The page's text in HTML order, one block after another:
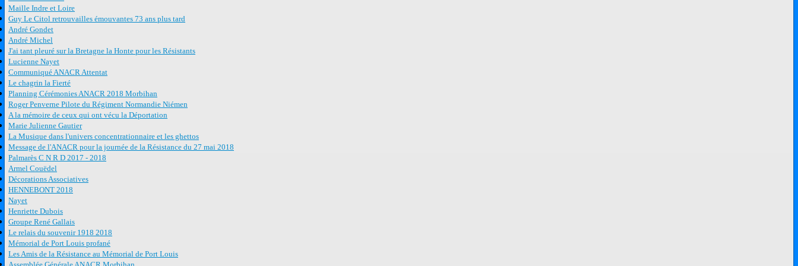
Maille Indre et Loire
Guy Le Citol retrouvailles émouvantes 73 ans plus tard
André Gondet
André Michel
J'ai tant pleuré sur la Bretagne la Honte pour les Résistants
Lucienne Nayet
Communiqué ANACR Attentat
Le chagrin la Fierté
Planning Cérémonies ANACR 2018 Morbihan
Roger Penverne Pilote du Régiment Normandie Niémen
A la mémoire de ceux qui ont vécu la Déportation
Marie Julienne Gautier
La Musique dans l'univers concentrationnaire et les ghettos
Message de l'ANACR pour la journée de la Résistance du 27 mai 2018
Palmarès C N R D 2017 - 2018
Armel Couëdel
Décorations Associatives
HENNEBONT 2018
Nayet
Henriette Dubois
Groupe René Gallais
Le relais du souvenir 1918 2018
Mémorial de Port Louis profané
Les Amis de la Résistance au Mémorial de Port Louis